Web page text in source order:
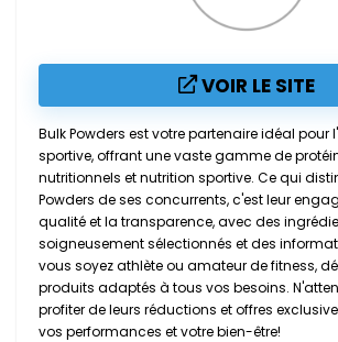
VOIR LE SITE
Bulk Powders est votre partenaire idéal pour
sportive, offrant une vaste gamme de
nutritionnels et nutrition sportive. Ce qui
Powders de ses concurrents, c'est leur
qualité et la transparence, avec des
soigneusement sélectionnés et des
vous soyez athlète ou amateur de fitness,
produits adaptés à tous vos besoins.
profiter de leurs réductions et offres
vos performances et votre bien-être!